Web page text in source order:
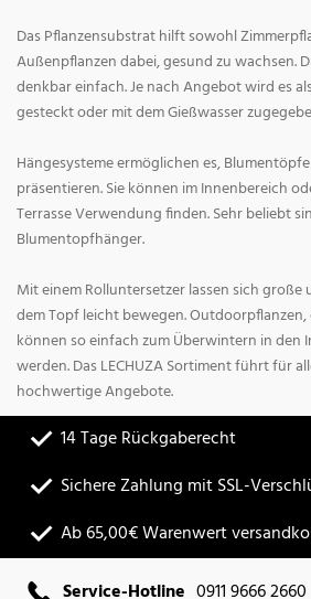
Das Pflanzensubstrat hilft sowohl
Außenpflanzen dabei, gesund zu wachsen.
denkbar einfach. Je nach Angebot wird es
gesteckt oder mit dem Gießwasser
Hängesysteme ermöglichen es,
präsentieren. Sie können im Innenbereich
Terrasse Verwendung finden. Sehr beliebt
Blumentopfhänger.
Mit einem Rolluntersetzer lassen sich
dem Topf leicht bewegen.
können so einfach zum Überwintern in den
werden. Das LECHUZA Sortiment führt für
hochwertige Angebote.
14 Tage Rückgaberecht
Sichere Zahlung mit SSL-
Ab 65,00€ Warenwert
Service-Hotline 0911 9666 2660